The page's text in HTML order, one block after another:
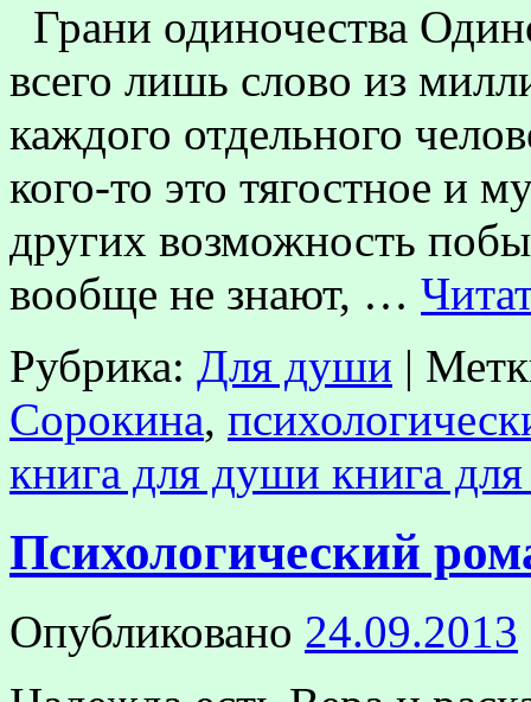
Грани одиночества
всего лишь слово из
каждого отдельного
кого-то это тягостное и
других возможность
вообще не знают, …
Рубрика: Для души |
Сорокина,
книга для души книга
Психологический
Опубликовано 24.09.2013